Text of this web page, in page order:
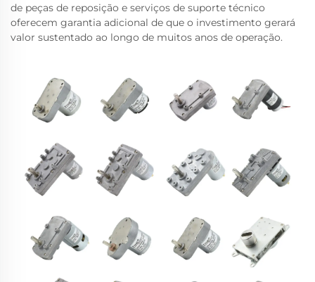
de peças de reposição e serviços de suporte técnico
oferecem garantia adicional de que o investimento gerará
valor sustentado ao longo de muitos anos de operação.